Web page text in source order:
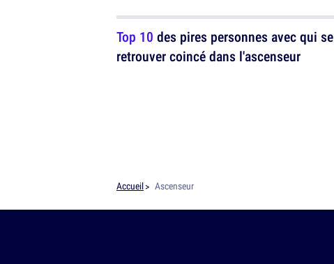
Top 10 des pires personnes avec qui se
retrouver coincé dans l'ascenseur
Accueil Ascenseur